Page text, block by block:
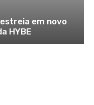
em novo
HYBE